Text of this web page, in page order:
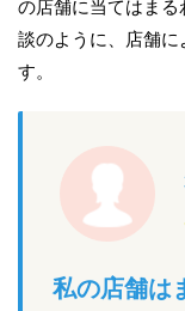
の店舗に当てはま
談のように、店舗
す。
私の店舗は